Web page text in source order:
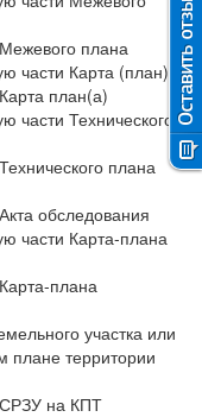
плана
части Карта (план)а
план(а)
части Технического
плана
обследования
части Карта-плана
плана
участка или
плане территории
СРЗУ на КПТ